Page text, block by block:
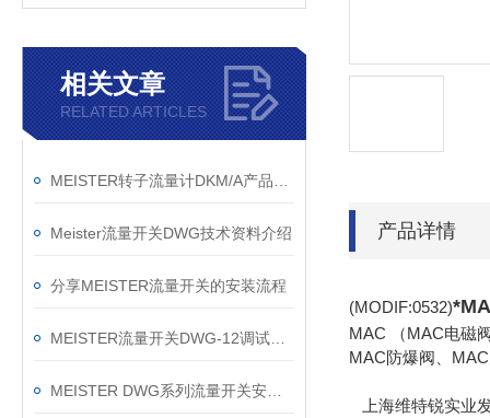
相关文章
RELATED ARTICLES
Meister流量开关DWG技术资料介绍
分享MEISTER流量开关的安装流程
产品详情
(MODIF:0532)
MAC （MAC电磁
MAC防爆阀、
上海维特锐实业